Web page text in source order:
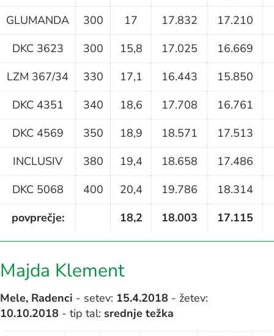
GLUMANDA 300 17 17.832
17.210
DKC 3623
300 15,8 17.025
16.669
LZM 367/34
330 17,1 16.443
15.850
DKC 4351
340 18,6 17.708
16.761
DKC 4569
350 18,9 18.571
17.513
INCLUSIV
380 19,4 18.658
17.486
DKC 5068
400 20,4 19.786
18.314
povprečje:
18,2 18.003 17.115
Majda Klement
Mele, Radenci - setev: 15.4.2018 - žetev:
10.10.2018 - tip tal: srednje težka